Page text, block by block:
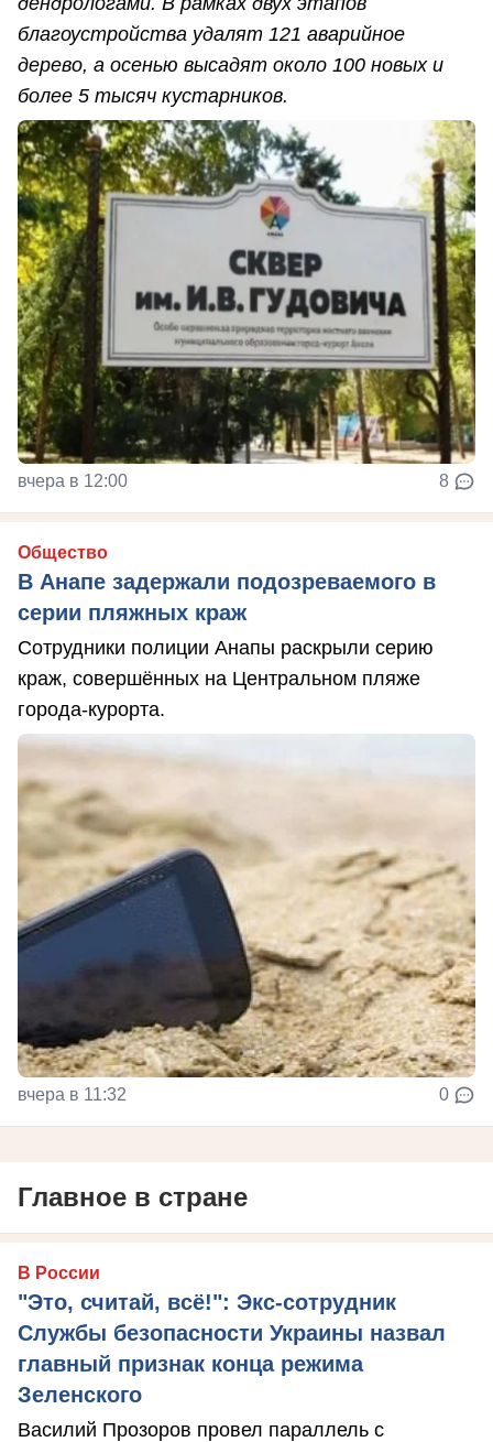
благоустройства удалят 121 аварийное
дерево, а осенью высадят около 100 новых и
более 5 тысяч кустарников.
вчера в 12:00 8
Общество
В Анапе задержали подозреваемого в
серии пляжных краж
Сотрудники полиции Анапы раскрыли серию
краж, совершённых на Центральном пляже
города-курорта.
вчера в 11:32 0
Главное в стране
В России
"Это, считай, всё!": Экс-сотрудник
Службы безопасности Украины назвал
главный признак конца режима
Зеленского
Василий Прозоров провел параллель с